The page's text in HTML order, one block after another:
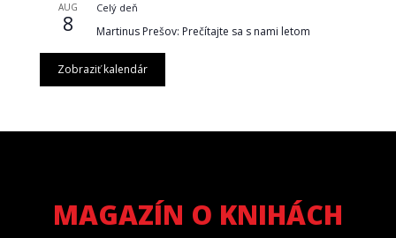
AUG
8
Celý deň
Martinus Prešov: Prečítajte sa s nami letom
Zobraziť kalendár
MAGAZÍN O KNIHÁCH